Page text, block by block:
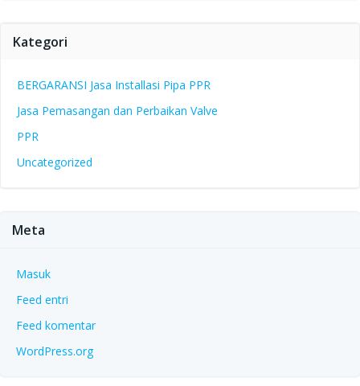
Kategori
BERGARANSI Jasa Installasi Pipa PPR
Jasa Pemasangan dan Perbaikan Valve
PPR
Uncategorized
Meta
Masuk
Feed entri
Feed komentar
WordPress.org